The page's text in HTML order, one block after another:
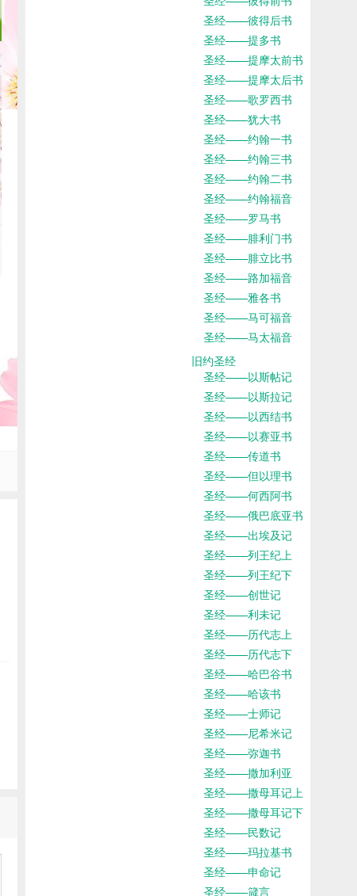
圣经——彼得后书
圣经——提多书
圣经——提摩太前书
圣经——提摩太后书
圣经——歌罗西书
圣经——犹大书
圣经——约翰一书
圣经——约翰三书
圣经——约翰二书
圣经——约翰福音
圣经——罗马书
圣经——腓利门书
圣经——腓立比书
圣经——路加福音
圣经——雅各书
圣经——马可福音
圣经——马太福音
旧约圣经
圣经——以斯帖记
圣经——以斯拉记
圣经——以西结书
圣经——以赛亚书
圣经——传道书
圣经——但以理书
圣经——何西阿书
圣经——俄巴底亚书
圣经——出埃及记
圣经——列王纪上
圣经——列王纪下
圣经——创世记
圣经——利未记
圣经——历代志上
圣经——历代志下
圣经——哈巴谷书
圣经——哈该书
圣经——士师记
圣经——尼希米记
圣经——弥迦书
圣经——撒加利亚
圣经——撒母耳记上
圣经——撒母耳记下
圣经——民数记
圣经——玛拉基书
圣经——申命记
圣经——箴言